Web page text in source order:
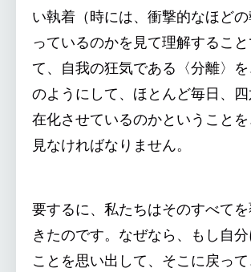
い執着（時には、衝撃的なほど
っているのかを見て理解するこ
て、自我の狂気である〈分離〉
のようにして、ほとんど毎日、
在化させているのかということ
見なければなりません。
要するに、私たちはそのすべて
きたのです。なぜなら、もし自
ことを思い出して、そこに戻っ